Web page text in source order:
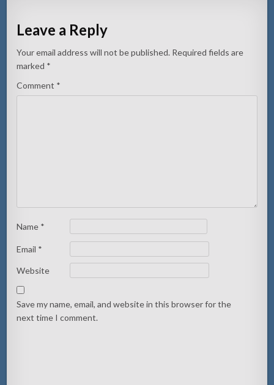
Leave a Reply
Your email address will not be published. Required fields are
marked *
Comment *
Name *
Email *
Website
Save my name, email, and website in this browser for the
next time I comment.